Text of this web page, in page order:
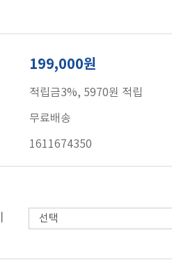
199,000원
적립금3%, 5970원 적립
무료배송
1611674350